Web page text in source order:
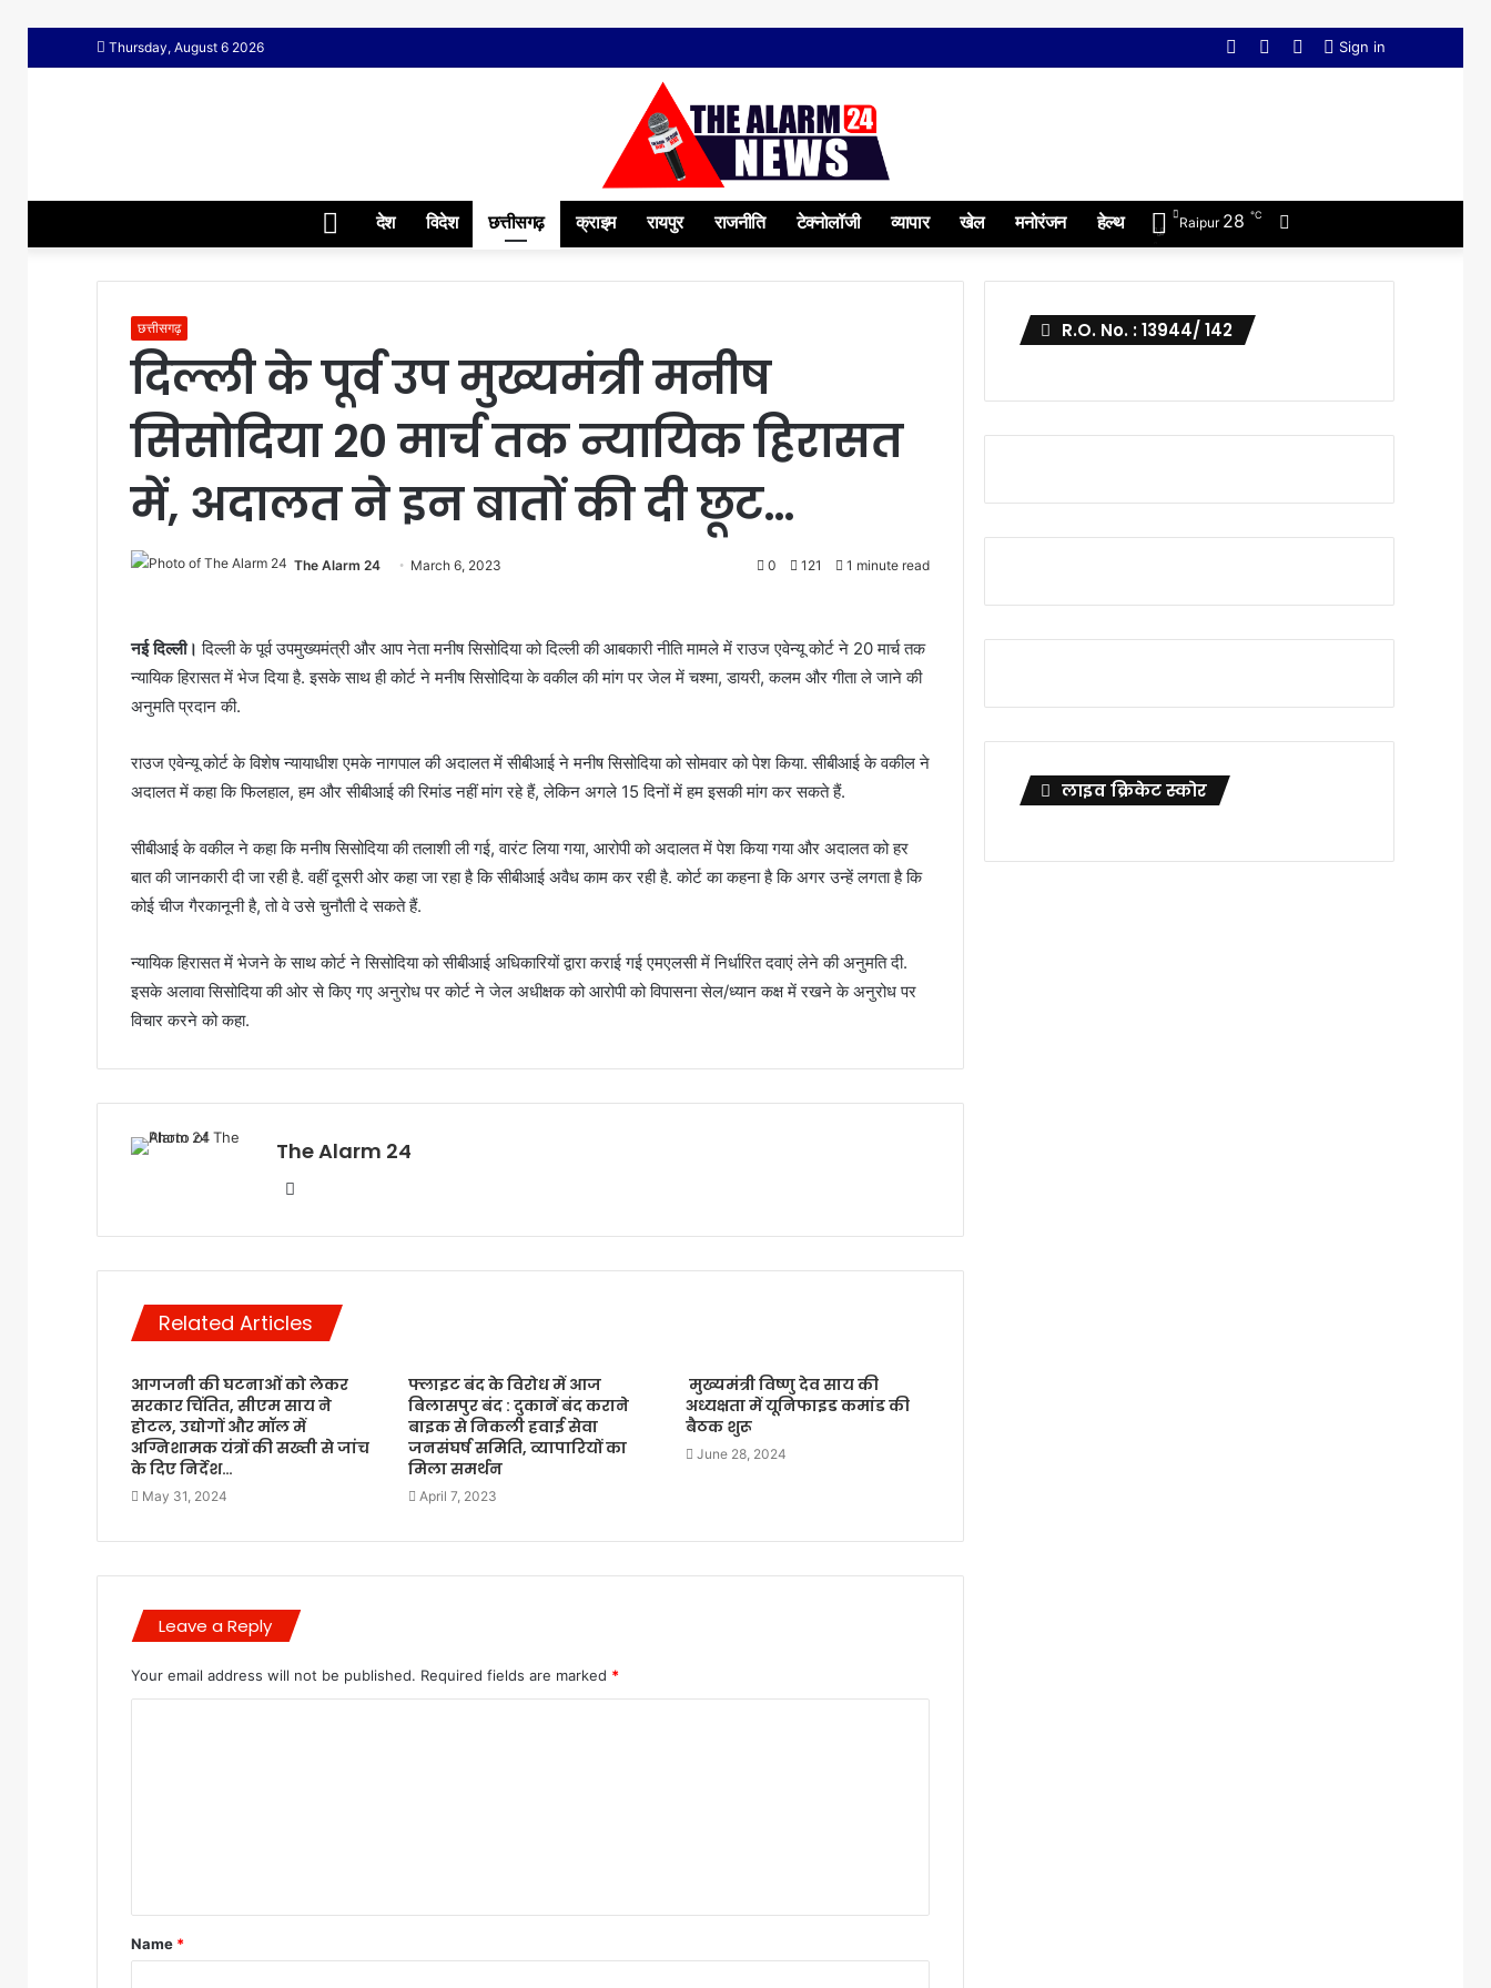
Thursday, August 6 2026 Sign in
YouTube
Twitter
Facebook
Homeदेश विदेश छत्तीसगढ़ क्राइम रायपुर राजनीति टेक्नोलॉजी व्यापार खेल मनोरंजन हेल्थ Raipur 28 ℃
छत्तीसगढ़
दिल्ली के पूर्व उप मुख्यमंत्री मनीष
सिसोदिया 20 मार्च तक न्यायिक हिरासत
में, अदालत ने इन बातों की दी छूट…
The Alarm 24 March 6, 2023 0 121 1 minute read
नई दिल्ली। दिल्ली के पूर्व उपमुख्यमंत्री और आप नेता मनीष सिसोदिया को दिल्ली की आबकारी नीति मामले में राउज एवेन्यू कोर्ट ने 20 मार्च तक
न्यायिक हिरासत में भेज दिया है. इसके साथ ही कोर्ट ने मनीष सिसोदिया के वकील की मांग पर जेल में चश्मा, डायरी, कलम और गीता ले जाने की
अनुमति प्रदान की.
राउज एवेन्यू कोर्ट के विशेष न्यायाधीश एमके नागपाल की अदालत में सीबीआई ने मनीष सिसोदिया को सोमवार को पेश किया. सीबीआई के वकील ने
अदालत में कहा कि फिलहाल, हम और सीबीआई की रिमांड नहीं मांग रहे हैं, लेकिन अगले 15 दिनों में हम इसकी मांग कर सकते हैं.
सीबीआई के वकील ने कहा कि मनीष सिसोदिया की तलाशी ली गई, वारंट लिया गया, आरोपी को अदालत में पेश किया गया और अदालत को हर
बात की जानकारी दी जा रही है. वहीं दूसरी ओर कहा जा रहा है कि सीबीआई अवैध काम कर रही है. कोर्ट का कहना है कि अगर उन्हें लगता है कि
कोई चीज गैरकानूनी है, तो वे उसे चुनौती दे सकते हैं.
न्यायिक हिरासत में भेजने के साथ कोर्ट ने सिसोदिया को सीबीआई अधिकारियों द्वारा कराई गई एमएलसी में निर्धारित दवाएं लेने की अनुमति दी.
इसके अलावा सिसोदिया की ओर से किए गए अनुरोध पर कोर्ट ने जेल अधीक्षक को आरोपी को विपासना सेल/ध्यान कक्ष में रखने के अनुरोध पर
विचार करने को कहा.
The Alarm 24
Website
Related Articles
आगजनी की घटनाओं को लेकर
सरकार चिंतित, सीएम साय ने
होटल, उद्योगों और मॉल में
अग्निशामक यंत्रों की सख्ती से जांच
के दिए निर्देश…
May 31, 2024
फ्लाइट बंद के विरोध में आज
बिलासपुर बंद : दुकानें बंद कराने
बाइक से निकली हवाई सेवा
जनसंघर्ष समिति, व्यापारियों का
मिला समर्थन
April 7, 2023
मुख्यमंत्री विष्णु देव साय की
अध्यक्षता में यूनिफाइड कमांड की
बैठक शुरू
June 28, 2024
Leave a Reply
Your email address will not be published. Required fields are marked *
t
*
Name *
R.O. No. : 13944/ 142
लाइव क्रिकेट स्कोर